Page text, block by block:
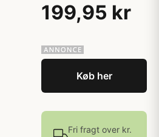
199,95 kr
Køb her
Fri fragt over kr.